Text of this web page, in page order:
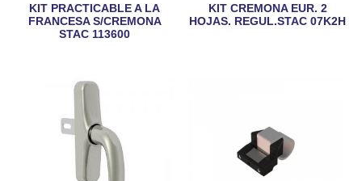
KIT PRACTICABLE A LA
FRANCESA S/CREMONA
STAC 113600
KIT CREMONA EUR. 2
HOJAS. REGUL.STAC 07K2H